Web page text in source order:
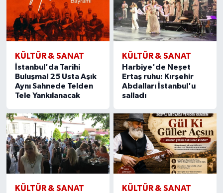
KÜLTÜR & SANAT
İstanbul'da Tarihi
Buluşma! 25 Usta Aşık
Aynı Sahnede Telden
Tele Yankılanacak
KÜLTÜR & SANAT
Harbiye'de Neşet
Ertaş ruhu: Kırşehir
Abdalları İstanbul'u
salladı
KÜLTÜR & SANAT KÜLTÜR & SANAT